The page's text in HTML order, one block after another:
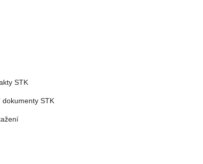
STK
dokumenty STK